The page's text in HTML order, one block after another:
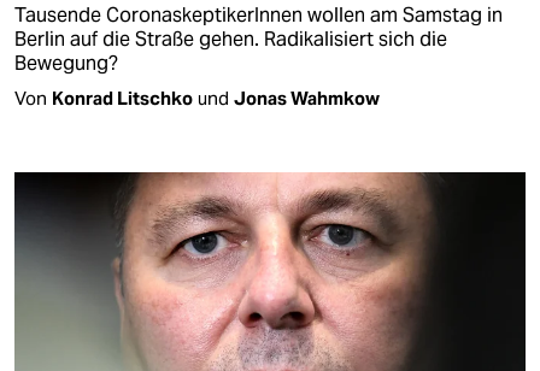
Tausende CoronaskeptikerInnen wollen am Samstag in
Berlin auf die Straße gehen. Radikalisiert sich die
Bewegung?
Von Konrad Litschko und Jonas Wahmkow